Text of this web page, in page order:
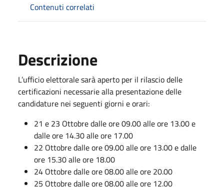
Contenuti correlati
Descrizione
L’ufficio elettorale sarà aperto per il rilascio delle
certificazioni necessarie alla presentazione delle
candidature nei seguenti giorni e orari:
21 e 23 Ottobre dalle ore 09.00 alle ore 13.00 e
dalle ore 14.30 alle ore 17.00
22 Ottobre dalle ore 09.00 alle ore 13.00 e dalle
ore 15.30 alle ore 18.00
24 Ottobre dalle ore 08.00 alle ore 20.00
25 Ottobre dalle ore 08.00 alle ore 12.00